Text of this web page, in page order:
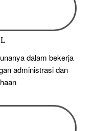
dalam bekerja
administrasi dan